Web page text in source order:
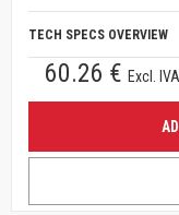
TECH SPECS OVERVIEW
60.26 € Excl. IVA